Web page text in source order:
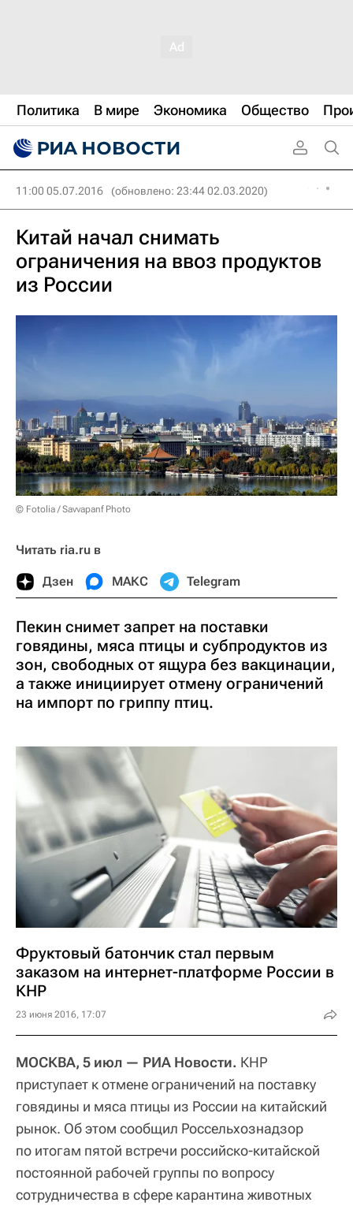
Политика В мире Экономика Общество
11:00 05.07.2016 (обновлено: 23:44 02.03.2020)
Китай начал снимать
ограничения на ввоз продуктов
из России
© Fotolia / Savvapanf Photo
Читать ria.ru в
Дзен МАКС Telegram
Пекин снимет запрет на поставки
говядины, мяса птицы и субпродуктов из
зон, свободных от ящура без вакцинации,
а также инициирует отмену ограничений
на импорт по гриппу птиц.
Фруктовый батончик стал первым
заказом на интернет-платформе России в
КНР
23 июня 2016, 17:07
МОСКВА, 5 июл — РИА Новости. КНР
приступает к отмене ограничений на поставку
говядины и мяса птицы из России на китайский
рынок. Об этом сообщил Россельхознадзор
по итогам пятой встречи российско-китайской
постоянной рабочей группы по вопросу
сотрудничества в сфере карантина животных